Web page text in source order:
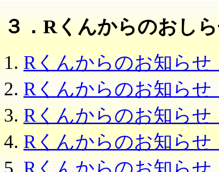
３．Rくんからのおし
Rくんからのお知らせ
Rくんからのお知らせ
Rくんからのお知らせ
Rくんからのお知らせ
Rくんからのお知らせ